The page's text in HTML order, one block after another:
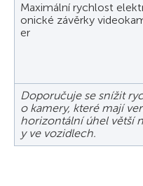
Maximální rychlost
onické závěrky
er
Doporučuje se snížit
o kamery, které mají
horizontální úhel větší
y ve vozidlech.